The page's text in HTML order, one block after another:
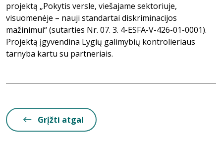
projektą „Pokytis versle, viešajame sektoriuje,
visuomenėje – nauji standartai diskriminacijos
mažinimui“ (sutarties Nr. 07. 3. 4-ESFA-V-426-01-0001).
Projektą įgyvendina Lygių galimybių kontrolieriaus
tarnyba kartu su partneriais.
Grįžti atgal